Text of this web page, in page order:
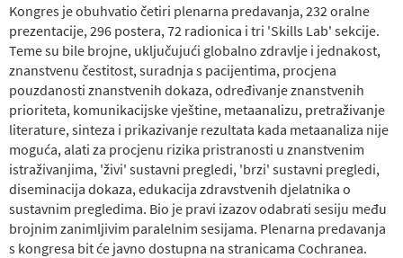
Kongres je obuhvatio četiri plenarna predavanja, 232 oralne
prezentacije, 296 postera, 72 radionica i tri 'Skills Lab' sekcije.
Teme su bile brojne, uključujući globalno zdravlje i jednakost,
znanstvenu čestitost, suradnja s pacijentima, procjena
pouzdanosti znanstvenih dokaza, određivanje znanstvenih
prioriteta, komunikacijske vještine, metaanalizu, pretraživanje
literature, sinteza i prikazivanje rezultata kada metaanaliza nije
moguća, alati za procjenu rizika pristranosti u znanstvenim
istraživanjima, 'živi' sustavni pregledi, 'brzi' sustavni pregledi,
diseminacija dokaza, edukacija zdravstvenih djelatnika o
sustavnim pregledima. Bio je pravi izazov odabrati sesiju među
brojnim zanimljivim paralelnim sesijama. Plenarna predavanja
s kongresa bit će javno dostupna na stranicama Cochranea.